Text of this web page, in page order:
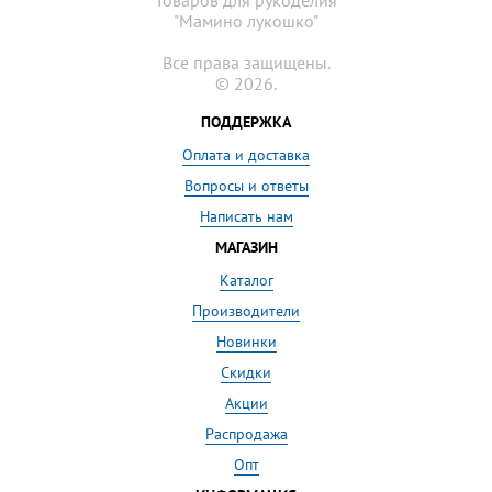
"Мамино лукошко"
Все права защищены.
© 2026.
ПОДДЕРЖКА
Оплата и доставка
Вопросы и ответы
Написать нам
МАГАЗИН
Каталог
Производители
Новинки
Скидки
Акции
Распродажа
Опт